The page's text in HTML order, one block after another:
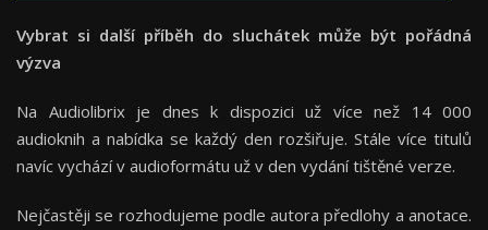
Vybrat si další příběh do sluchátek může být pořádná
výzva
Na Audiolibrix je dnes k dispozici už více než 14 000
audioknih a nabídka se každý den rozšiřuje. Stále více titulů
navíc vychází v audioformátu už v den vydání tištěné verze.
Nejčastěji se rozhodujeme podle autora předlohy a anotace.